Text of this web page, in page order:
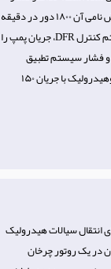
لحظه‌ای مجاز آن به ۴۲۰ بار می‌رسد. سرعت چرخش نامی آن ۱۸۰۰ دور در دقیقه
و حداکثر سرعت ۲۶۰۰ دور در دقیقه است. سیستم کنترل DFR، جریان پمپ را
و فشار سیستم تطبیق
می‌دهد. این تنظیم از طریق یک شیر کنترل الکتروهیدرولیک با جریان ۱۵۰
انتقال سیالات هیدرولیک
در یک روتور چرخان